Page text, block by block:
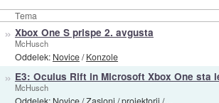
Tema
» Xbox One S prispe 2. avgusta
McHusch
Oddelek: Novice/Konzole
» E3: Oculus Rift in Microsoft Xbox One sta
McHusch